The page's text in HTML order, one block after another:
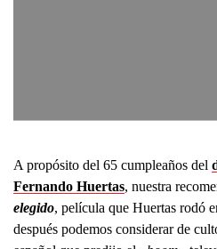
A propósito del 65 cumpleaños del
Fernando Huertas, nuestra
elegido, película que Huertas rodó
después podemos considerar de